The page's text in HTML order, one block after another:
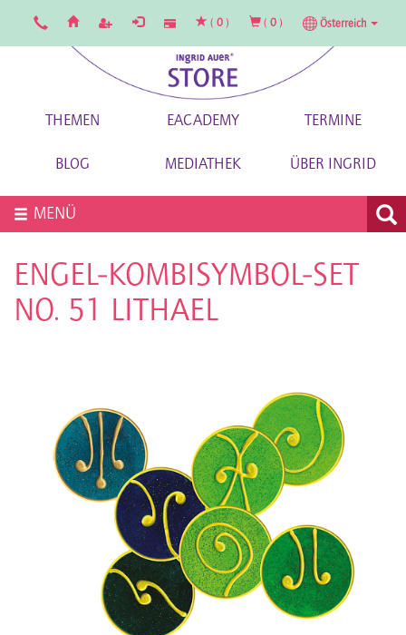
( 0 ) ( 0 ) Österreich
THEMEN EACADEMY TERMINE
BLOG MEDIATHEK ÜBER INGRID
MENÜ
ENGEL-KOMBISYMBOL-SET
NO. 51 LITHAEL